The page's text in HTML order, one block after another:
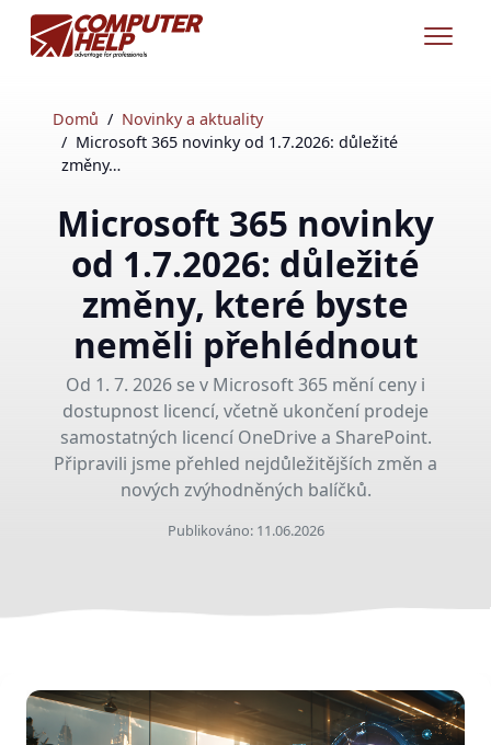
Domů
Novinky a aktuality
Microsoft 365 novinky od 1.7.2026: důležité
změny…
Microsoft 365 novinky
od 1.7.2026: důležité
změny, které byste
neměli přehlédnout
Od 1. 7. 2026 se v Microsoft 365 mění ceny i
dostupnost licencí, včetně ukončení prodeje
samostatných licencí OneDrive a SharePoint.
Připravili jsme přehled nejdůležitějších změn a
nových zvýhodněných balíčků.
Publikováno: 11.06.2026